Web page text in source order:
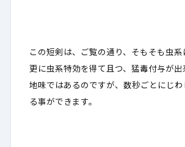
この短剣は、ご覧の通り、そもそも虫系
更に虫系特効を得て且つ、猛毒付与が出
地味ではあるのですが、数秒ごとにじわ
る事ができます。